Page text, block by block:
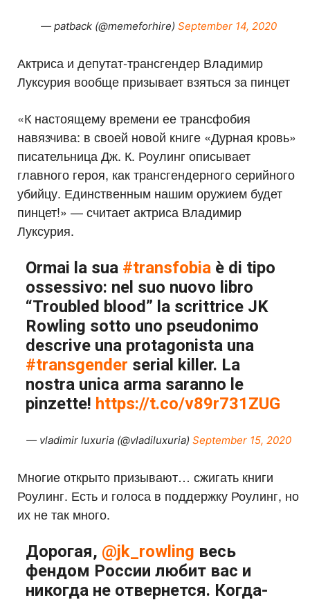
— patback (@memeforhire) September 14, 2020
Актриса и депутат-трансгендер Владимир
Луксурия вообще призывает взяться за пинцет
«К настоящему времени ее трансфобия
навязчива: в своей новой книге «Дурная кровь»
писательница Дж. К. Роулинг описывает
главного героя, как трансгендерного серийного
убийцу. Единственным нашим оружием будет
пинцет!» — считает актриса Владимир
Луксурия.
Ormai la sua #transfobia è di tipo
ossessivo: nel suo nuovo libro
“Troubled blood” la scrittrice JK
Rowling sotto uno pseudonimo
descrive una protagonista una
#transgender serial killer. La
nostra unica arma saranno le
pinzette! https://t.co/v89r731ZUG
— vladimir luxuria (@vladiluxuria) September 15, 2020
Многие открыто призывают… сжигать книги
Роулинг. Есть и голоса в поддержку Роулинг, но
их не так много.
Дорогая, @jk_rowling весь
фендом России любит вас и
никогда не отвернется. Когда-